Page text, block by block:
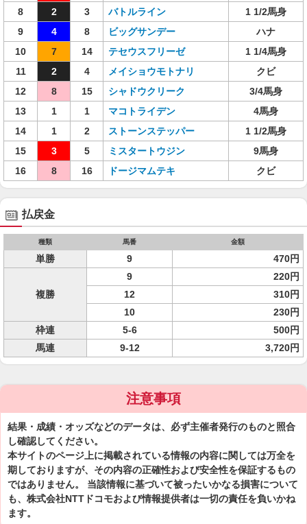
8
2 3 バトルライン
1 1/2馬身
9
4 8 ビッグサンデー
ハナ
10
7 14 テセウスフリーゼ
1 1/4馬身
11
2 4 メイショウモトナリ
クビ
12
8 15 シャドウクリーク
3/4馬身
13
1 1 マコトライデン
4馬身
14
1 2 ストーンステッパー
1 1/2馬身
15
3 5 ミスタートウジン
9馬身
16
8 16 ドージマムテキ クビ
払戻金
種類 馬番 金額
単勝 9 470円
複勝
9
220円
12
310円
10
230円
枠連
5-6
500円
馬連
9-12 3,720円
注意事項
結果・成績・オッズなどのデータは、必ず主催者発行のものと照合
し確認してください。
本サイトのページ上に掲載されている情報の内容に関しては万全を
期しておりますが、その内容の正確性および安全性を保証するもの
ではありません。 当該情報に基づいて被ったいかなる損害について
も、株式会社NTTドコモおよび情報提供者は一切の責任を負いかね
ます。